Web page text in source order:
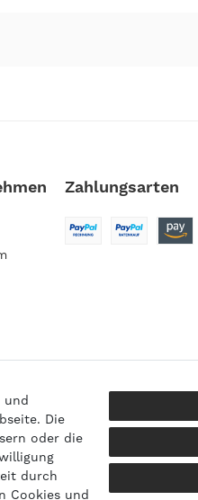
Zahlungsarten
und zzgl.Versandkosten
und
Die
oder die
durch
Cookies und